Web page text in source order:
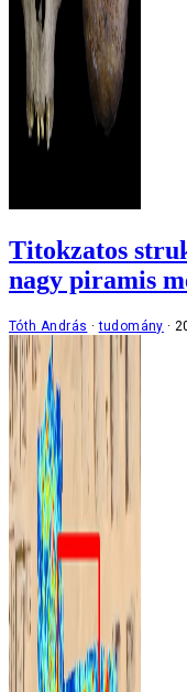
Titokzatos
nagy piramis
Tóth András tudomány